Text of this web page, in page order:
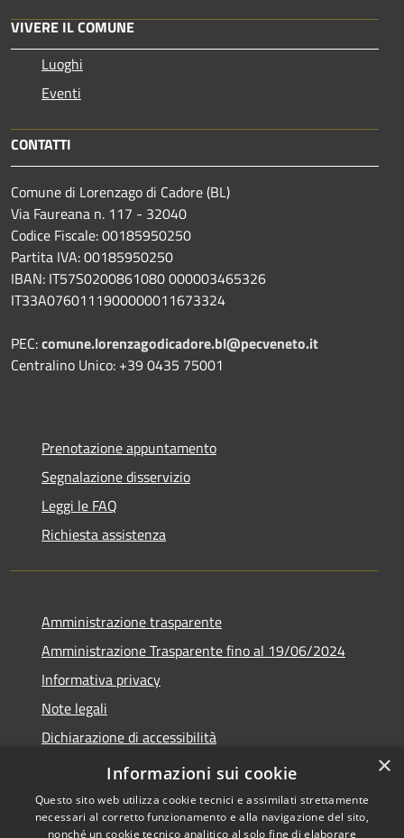
VIVERE IL COMUNE
Luoghi
Eventi
CONTATTI
Comune di Lorenzago di Cadore (BL)
Via Faureana n. 117 - 32040
Codice Fiscale: 00185950250
Partita IVA: 00185950250
IBAN: IT57S0200861080 000003465326
IT33A0760111900000011673324
PEC:comune.lorenzagodicadore.bl@pecveneto.it
Centralino Unico: +39 0435 75001
Prenotazione appuntamento
Segnalazione disservizio
Leggi le FAQ
Richiesta assistenza
Amministrazione trasparente
Amministrazione Trasparente fino al 19/06/2024
Informativa privacy
Note legali
Dichiarazione di accessibilità
Meccanismo di feedback
×
Informazioni sui cookie
Questo sito web utilizza cookie tecnici e assimilati strettamente
necessari al corretto funzionamento e alla navigazione del sito,
nonché un cookie tecnico analitico al solo fine di elaborare